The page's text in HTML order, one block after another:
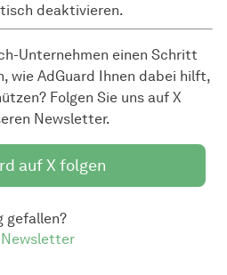
deaktivieren.
Unternehmen einen Schritt
wie AdGuard Ihnen dabei hilft,
Folgen Sie uns auf X
Newsletter.
auf X folgen
gefallen?
Newsletter